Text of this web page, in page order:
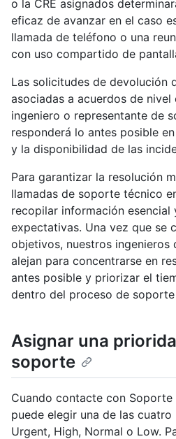
o la CRE asignados
eficaz de avanzar en el caso
llamada de teléfono o una
con uso compartido de
Las solicitudes de devolución
asociadas a acuerdos de nivel
ingeniero o representante de
responderá lo antes posible
y la disponibilidad de las
Para garantizar la resolución
llamadas de soporte técnico
recopilar información esencial
expectativas. Una vez que se
objetivos, nuestros
alejan para concentrarse en
antes posible y priorizar el
dentro del proceso de
Asignar una
soporte
Cuando contacte con Soporte
puede elegir una de las
Urgent, High, Normal o Low.